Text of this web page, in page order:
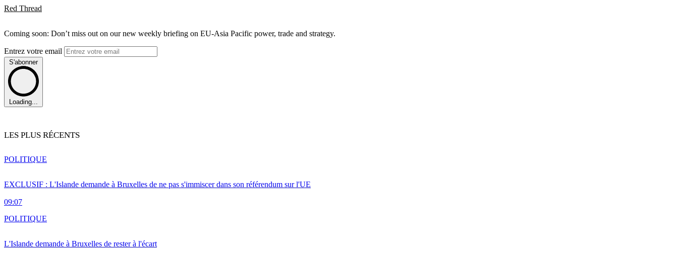
Red Thread
Coming soon: Don’t miss out on our new weekly briefing on EU-Asia Pacific power, trade and strategy.
Entrez votre email
S'abonner
Loading...
LES PLUS RÉCENTS
EXCLUSIF : L'Islande demande à Bruxelles de ne pas s'immiscer dans son référendum sur l'UE
09:07
POLITIQUE
L'Islande demande à Bruxelles de rester à l'écart
POLITIQUE